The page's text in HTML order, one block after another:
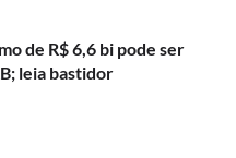
de R$ 6,6 bi pode ser
leia bastidor